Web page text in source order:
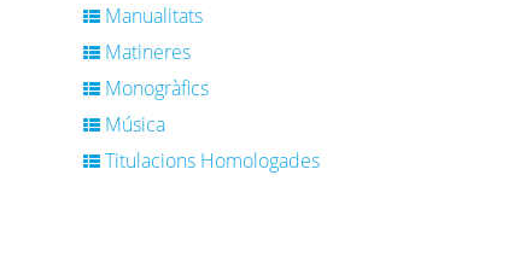
Manualitats
Matineres
Monogràfics
Música
Titulacions Homologades